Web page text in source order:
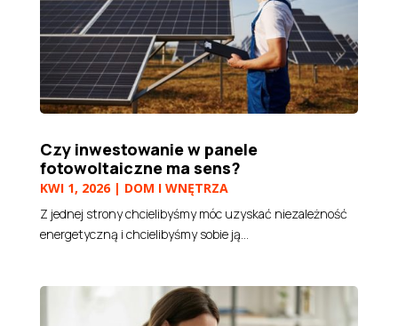
Czy inwestowanie w panele
fotowoltaiczne ma sens?
KWI 1, 2026| DOM I WNĘTRZA
Z jednej strony chcielibyśmy móc uzyskać niezależność
energetyczną i chcielibyśmy sobie ją...